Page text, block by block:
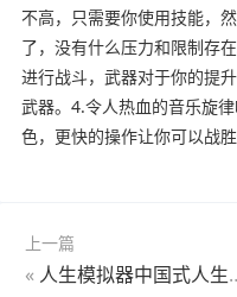
不高，只需要你使用技能，
了，没有什么压力和限制存
进行战斗，武器对于你的提
武器。4.令人热血的音乐旋
色，更快的操作让你可以战胜
上一篇
« 人生模拟器中国式人生攒几十亿发家致富玩法详